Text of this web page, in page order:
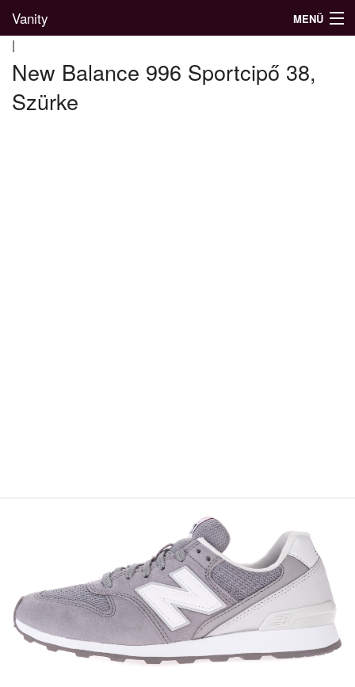
Vanity MENÜ
Divatblog
|
New Balance 996 Sportcipő 38,
Szürke